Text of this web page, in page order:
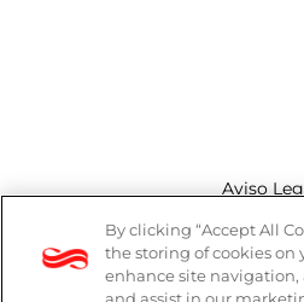
Aviso
Canal de
Política de
By clicking “Accept All
the storing of cookies on
enhance site navigation,